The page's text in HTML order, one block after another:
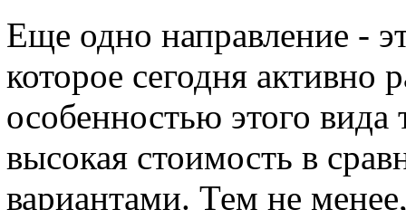
Еще одно направление -
которое сегодня активно
особенностью этого вида
высокая стоимость в
вариантами. Тем не